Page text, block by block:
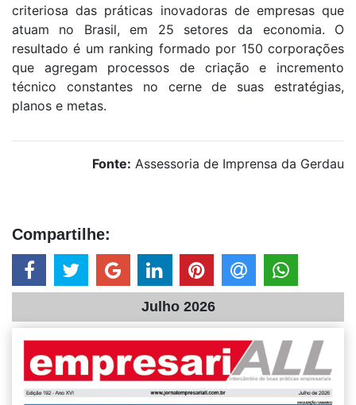
criteriosa das práticas inovadoras de empresas que
atuam no Brasil, em 25 setores da economia. O
resultado é um ranking formado por 150 corporações
que agregam processos de criação e incremento
técnico constantes no cerne de suas estratégias,
planos e metas.
Fonte: Assessoria de Imprensa da Gerdau
Compartilhe:
Julho 2026